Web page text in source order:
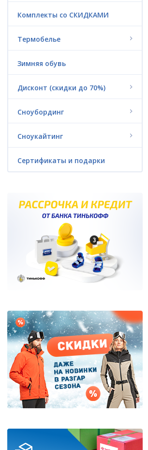
Электрофойл G-FOIL
Гидроодежда
Триатлон
Аксессуары
Пончо из флиса
Водные аттракционы
(надувные)
Батуты
Сертификаты и подарки
Яхтенная одежда
Комплекты со СКИДКАМИ
Термобелье
Зимняя обувь
Дисконт (скидки до 70%)
Сноубординг
Сноукайтинг
Сертификаты и подарки